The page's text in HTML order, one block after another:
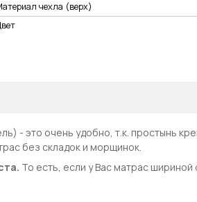
чехла (верх)
- это очень удобно, т.к. простынь
без складок и морщинок.
То есть, если у Вас матрас